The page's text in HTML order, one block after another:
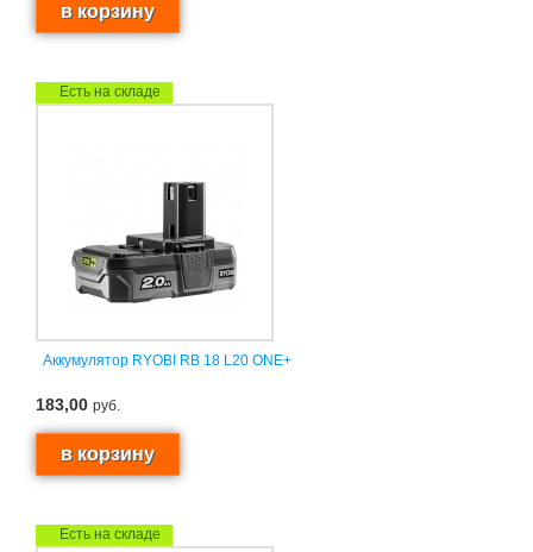
Есть на складе
Аккумулятор RYOBI RB 18 L20 ONE+
183,00 руб.
Есть на складе